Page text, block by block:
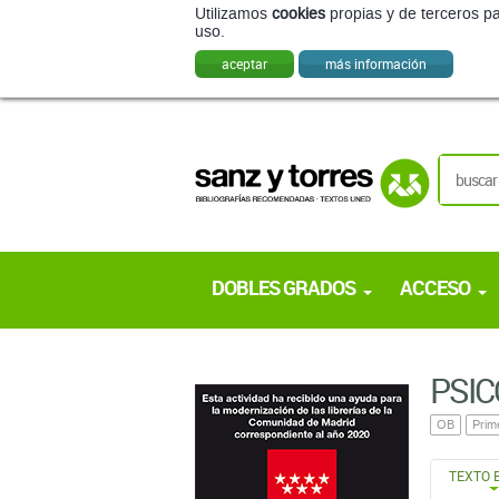
Utilizamos cookies propias y de terceros
uso.
aceptar más información
DOBLES GRADOS ACCESO
OB
TEXTO